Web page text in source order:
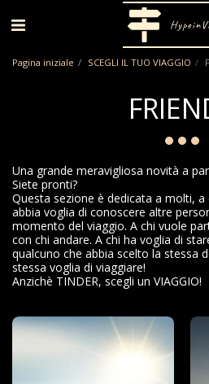
Pagina iniziale SCEGLI IL TUO VIAGGIO
Una grande meravigliosa novità a
Siete pronti?
Questa sezione è dedicata a molti, a
abbia voglia di conoscere altre
momento del viaggio. A chi vuole
con chi andare. A chi ha voglia di
qualcuno che abbia scelto la stessa
stessa voglia di viaggiare!
Anzichè TINDER, scegli un VIAGGIO!